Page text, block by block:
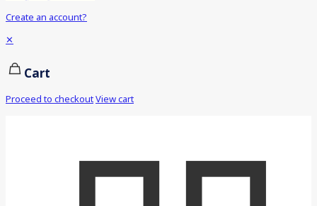
Create an account?
✕
Cart
Proceed to checkoutView cart